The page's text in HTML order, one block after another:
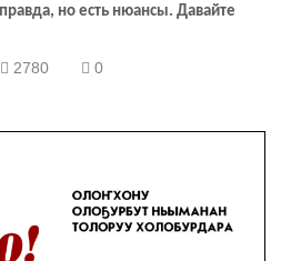
но есть нюансы. Давайте
2780 0